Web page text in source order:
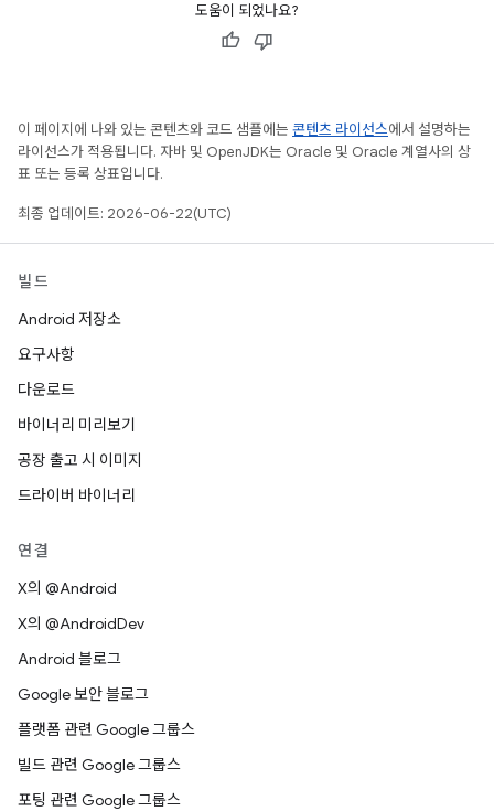
도움이 되었나요?
이 페이지에 나와 있는 콘텐츠와 코드 샘플에는 콘텐츠 라이선스에서 설명하는
라이선스가 적용됩니다. 자바 및 OpenJDK는 Oracle 및 Oracle 계열사의 상
표 또는 등록 상표입니다.
최종 업데이트: 2026-06-22(UTC)
빌드
Android 저장소
요구사항
다운로드
바이너리 미리보기
공장 출고 시 이미지
드라이버 바이너리
연결
X의 @Android
X의 @AndroidDev
Android 블로그
Google 보안 블로그
플랫폼 관련 Google 그룹스
빌드 관련 Google 그룹스
포팅 관련 Google 그룹스